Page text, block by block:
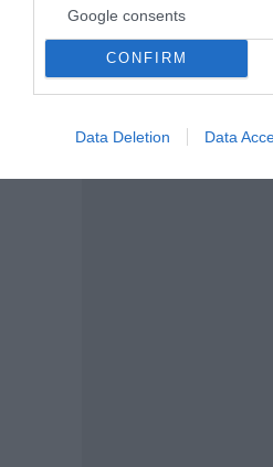
Google consents
CONFIRM
Data Deletion Data
προκαταρκτικής εξέτασης,
Εισαγγελέα Πρωτοδικών
beach bar στην Πάρο, όπου
4χρονο αγοράκι έχασε τη ζωή